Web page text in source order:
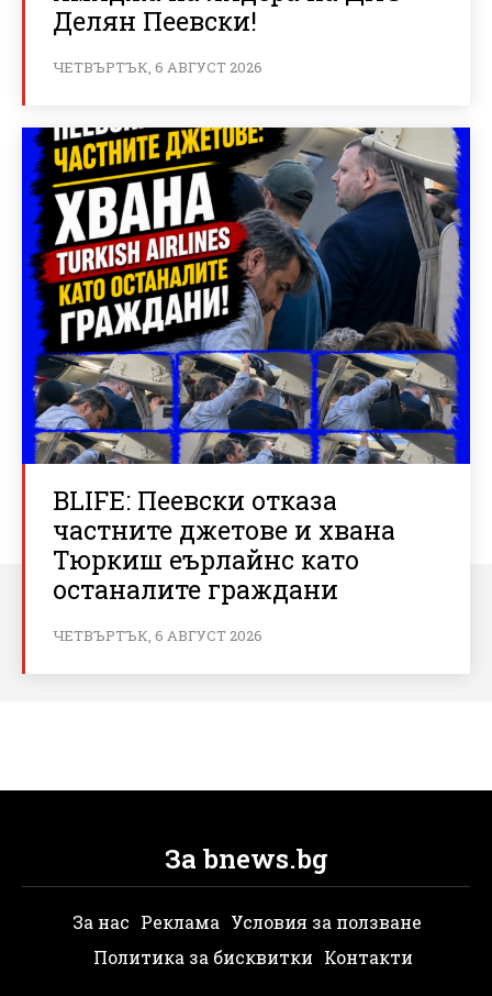
Делян Пеевски!
ЧЕТВЪРТЪК, 6 АВГУСТ 2026
BLIFE: Пеевски отказа
частните джетове и хвана
Тюркиш еърлайнс като
останалите граждани
ЧЕТВЪРТЪК, 6 АВГУСТ 2026
За bnews.bg
За нас Реклама Условия за ползване
Политика за бисквитки Контакти